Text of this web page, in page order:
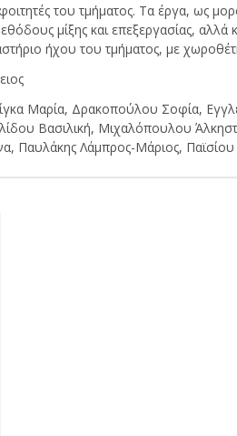
του τμήματος. Τα έργα, ως
μίξης και επεξεργασίας, αλλά
ήχου του τμήματος, με
Μαρία, Δρακοπούλου Σοφία,
Βασιλική, Μιχαλόπουλου
Λάμπρος-Μάριος, Παϊσίου